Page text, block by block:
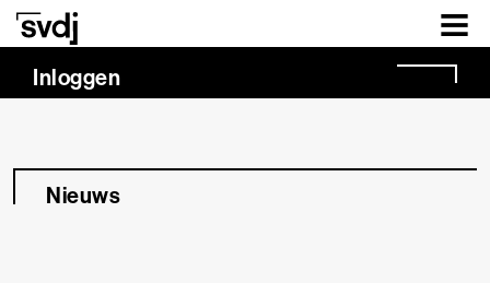
Naar hoofdinhoud
Inloggen
Nieuws